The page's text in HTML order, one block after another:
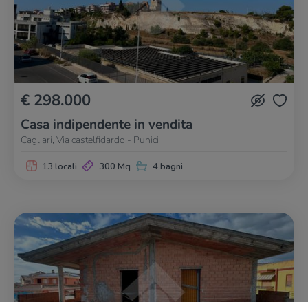
€ 298.000
Casa indipendente in vendita
Cagliari, Via castelfidardo - Punici
13 locali 300 Mq 4 bagni